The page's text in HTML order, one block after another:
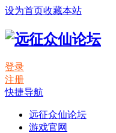
设为首页收藏本站
登录
注册
快捷导航
远征众仙论坛
游戏官网